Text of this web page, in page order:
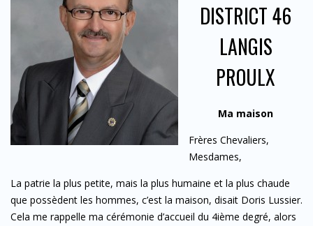
DISTRICT 46
LANGIS
PROULX
Ma maison
Frères Chevaliers,
Mesdames,
La patrie la plus petite, mais la plus humaine et la plus chaude
que possèdent les hommes, c’est la maison, disait Doris Lussier.
Cela me rappelle ma cérémonie d’accueil du 4ième degré, alors